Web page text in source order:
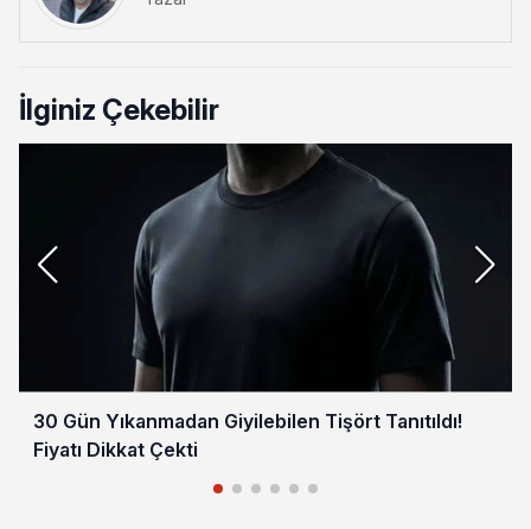
İlginiz Çekebilir
30 Gün Yıkanmadan Giyilebilen Tişört Tanıtıldı!
Fiyatı Dikkat Çekti